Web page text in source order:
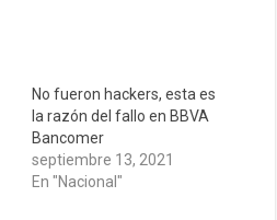
No fueron hackers, esta es
la razón del fallo en BBVA
Bancomer
septiembre 13, 2021
En "Nacional"